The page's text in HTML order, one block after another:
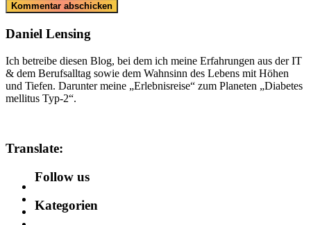
Daniel Lensing
Ich betreibe diesen Blog, bei dem ich meine Erfahrungen aus der IT
& dem Berufsalltag sowie dem Wahnsinn des Lebens mit Höhen
und Tiefen. Darunter meine „Erlebnisreise“ zum Planeten „Diabetes
mellitus Typ-2“.
Translate:
Follow us
Kategorien